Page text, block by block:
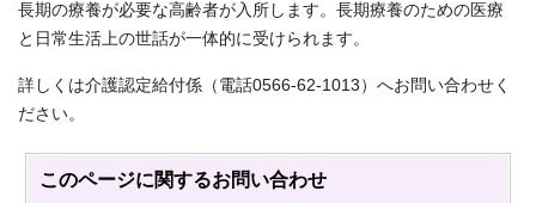
長期の療養が必要な高齢者が入所します。長期療養のための医療
と日常生活上の世話が一体的に受けられます。
詳しくは介護認定給付係（電話0566-62-1013）へお問い合わせく
ださい。
このページに関するお問い合わせ